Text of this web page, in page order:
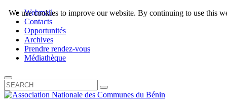
Webmail
Contacts
Opportunités
Archives
Prendre rendez-vous
Médiathèque
We use cookies to improve our website. By continuing to use this